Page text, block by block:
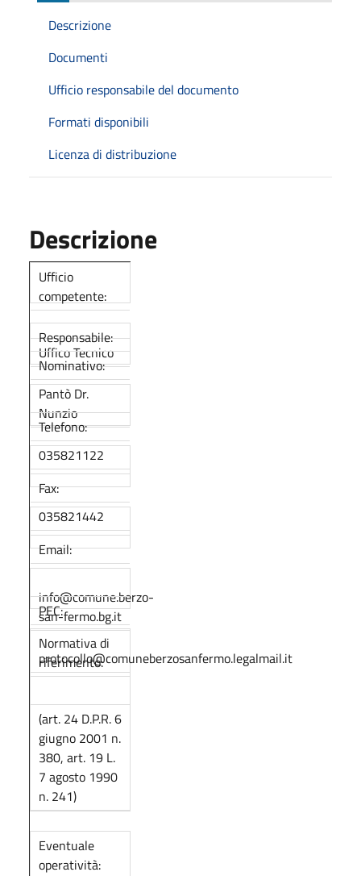
Descrizione
Documenti
Ufficio responsabile del documento
Formati disponibili
Licenza di distribuzione
Descrizione
Ufficio
competente:
Uffico Tecnico
Responsabile:
Nominativo:
Pantò Dr.
Nunzio
Telefono:
035821122
Fax:
035821442
Email:
info@comune.berzo-
san-fermo.bg.it
PEC:
protocollo@comuneberzosanfermo.legalmail.it
Normativa di
riferimento:
(art. 24 D.P.R. 6
giugno 2001 n.
380, art. 19 L.
7 agosto 1990
n. 241)
Eventuale
operatività: